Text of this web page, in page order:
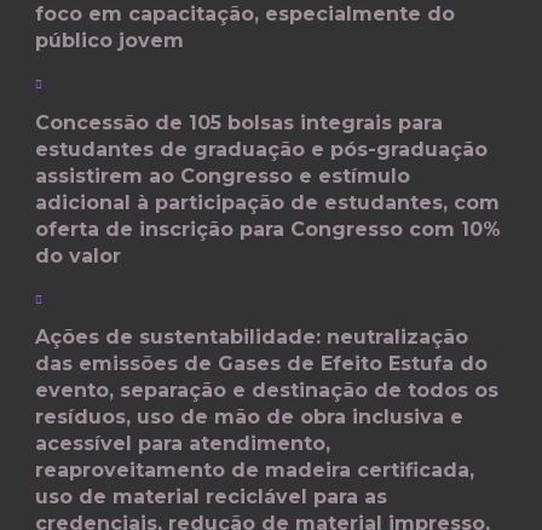
foco em capacitação, especialmente do
público jovem
Concessão de 105 bolsas integrais para
estudantes de graduação e pós-graduação
assistirem ao Congresso e estímulo
adicional à participação de estudantes, com
oferta de inscrição para Congresso com 10%
do valor
Ações de sustentabilidade: neutralização
das emissões de Gases de Efeito Estufa do
evento, separação e destinação de todos os
resíduos, uso de mão de obra inclusiva e
acessível para atendimento,
reaproveitamento de madeira certificada,
uso de material reciclável para as
credenciais, redução de material impresso,